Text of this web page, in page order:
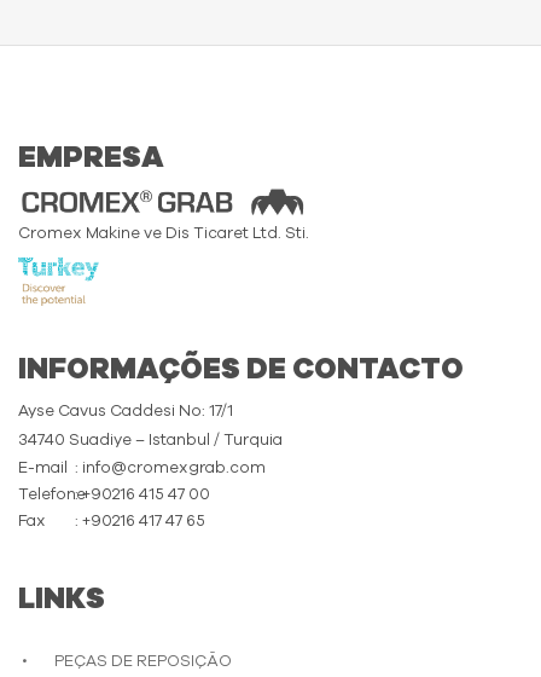
EMPRESA
Cromex Makine ve Dis Ticaret Ltd. Sti.
INFORMAÇÕES DE CONTACTO
Ayse Cavus Caddesi No: 17/1
34740 Suadiye – Istanbul / Turquia
E-mail
: info@cromexgrab.com
Telefone: +90216 415 47 00
Fax
: +90216 417 47 65
LINKS
PEÇAS DE REPOSIÇÃO